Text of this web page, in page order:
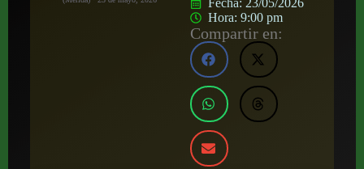
Fecha: 23/05/2026
Hora:9:00 pm
Compartir en: